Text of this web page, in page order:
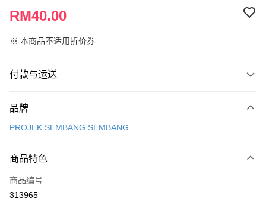
RM40.00
※ 本商品不适用折价券
付款与运送
信用卡一次付清
相关说明
只有马来亚银行、联昌国际银行、大众银行、兴业银行、香港隆丰银行、伊
斯兰银行、AmBank、BSN Bank
Boost
品牌
PROJEK SEMBANG SEMBANG
商品特色
商品编号
313965